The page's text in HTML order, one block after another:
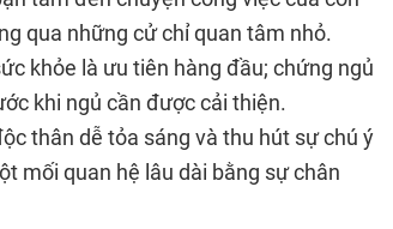
qua những cử chỉ quan tâm nhỏ.
khỏe là ưu tiên hàng đầu; chứng ngủ
khi ngủ cần được cải thiện.
thân dễ tỏa sáng và thu hút sự chú ý
mối quan hệ lâu dài bằng sự chân